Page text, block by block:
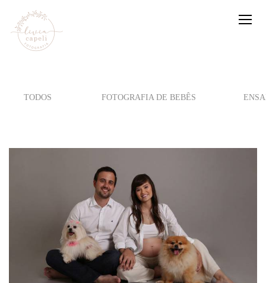
TODOS FOTOGRAFIA DE BEBÊS